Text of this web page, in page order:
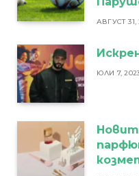
АВГУСТ 31,
ЮЛИ 7,